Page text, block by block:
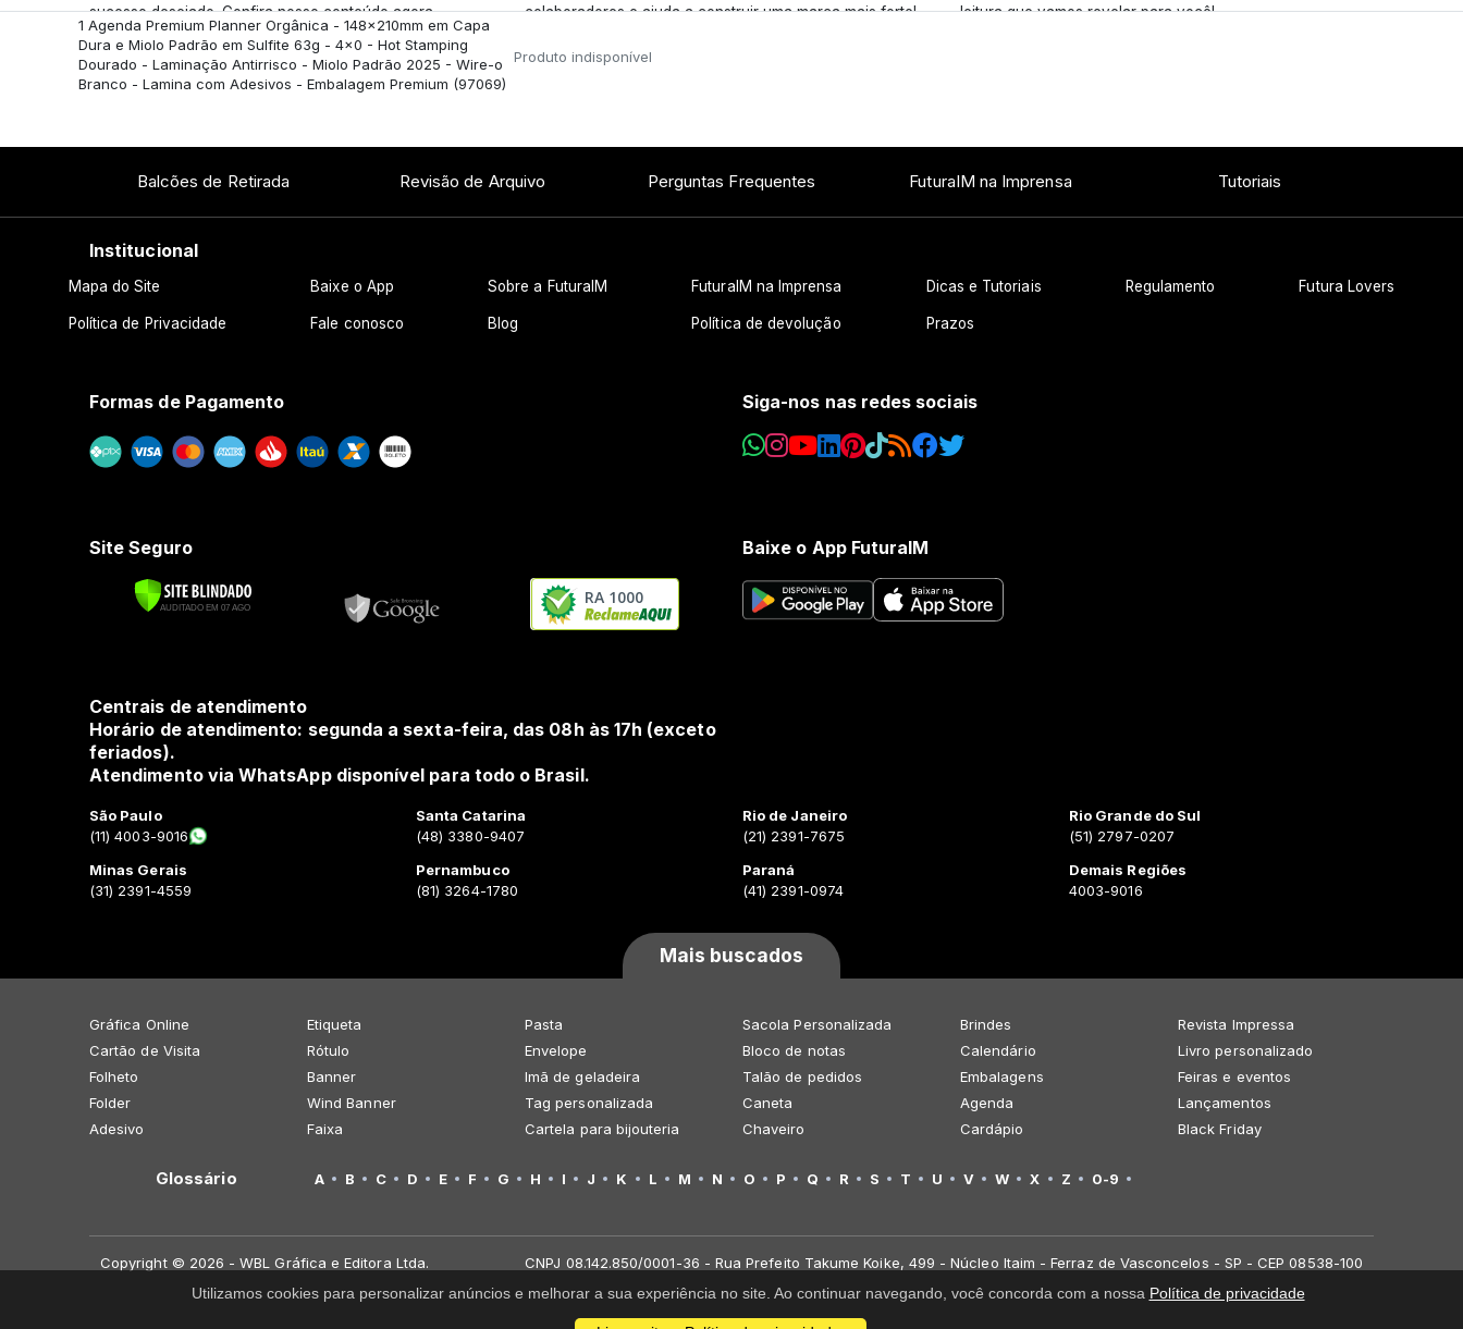
sucesso desejado. Confira nosso conteúdo agora
mesmo!
colaboradores e ajuda a construir uma marca mais forte!
leitura que vamos revelar para você!
1 Agenda Premium Planner Orgânica - 148x210mm em Capa
Dura e Miolo Padrão em Sulfite 63g - 4x0 - Hot Stamping
Dourado - Laminação Antirrisco - Miolo Padrão 2025 - Wire-o
Branco - Lamina com Adesivos - Embalagem Premium (97069)
Produto indisponível
Balcões de Retirada Revisão de Arquivo Perguntas Frequentes FuturaIM na Imprensa Tutoriais
Institucional
Mapa do Site Baixe o App Sobre a FuturaIM FuturaIM na Imprensa Dicas e Tutoriais Regulamento Futura Lovers
Política de Privacidade Fale conosco Blog Política de devolução Prazos
Formas de Pagamento Siga-nos nas redes sociais
Site Seguro
RA 1000
Baixe o App FuturaIM
Centrais de atendimento
Horário de atendimento: segunda a sexta-feira, das 08h às 17h (exceto
feriados).
Atendimento via WhatsApp disponível para todo o Brasil.
São Paulo
(11) 4003-9016
Minas Gerais
(31) 2391-4559
Santa Catarina
(48) 3380-9407
Pernambuco
(81) 3264-1780
Rio de Janeiro
(21) 2391-7675
Paraná
(41) 2391-0974
Rio Grande do Sul
(51) 2797-0207
Demais Regiões
4003-9016
Mais buscados
Gráfica Online
Cartão de Visita
Folheto
Folder
Adesivo
Etiqueta
Rótulo
Banner
Wind Banner
Faixa
Pasta
Envelope
Imã de geladeira
Tag personalizada
Cartela para bijouteria
Sacola Personalizada
Bloco de notas
Talão de pedidos
Caneta
Chaveiro
Brindes
Calendário
Embalagens
Agenda
Cardápio
Revista Impressa
Livro personalizado
Feiras e eventos
Lançamentos
Black Friday
Glossário A B C D E F G H I J K L M N O P Q R S T U V W X Z 0-9
Copyright © 2026 - WBL Gráfica e Editora Ltda.
CNPJ 08.142.850/0001-36 - Rua Prefeito Takume Koike, 499 - Núcleo Itaim - Ferraz de Vasconcelos - SP - CEP 08538-100
Utilizamos cookies para personalizar anúncios e melhorar a sua experiência no site. Ao continuar navegando, você concorda com a nossa Política de privacidade